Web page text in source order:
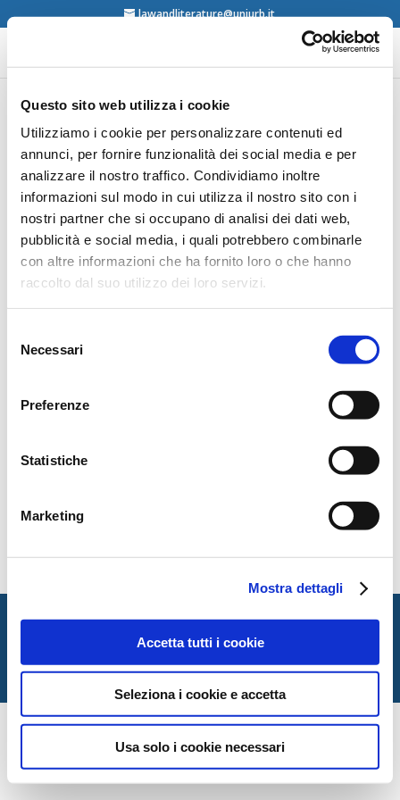
Questo sito web utilizza i cookie
Utilizziamo i cookie per personalizzare contenuti ed
annunci, per fornire funzionalità dei social media e per
analizzare il nostro traffico. Condividiamo inoltre
informazioni sul modo in cui utilizza il nostro sito con i
nostri partner che si occupano di analisi dei dati web,
pubblicità e social media, i quali potrebbero combinarle
con altre informazioni che ha fornito loro o che hanno
raccolto dal suo utilizzo dei loro servizi.
delNecessari
Preferenze
Statistiche
Marketing
Mostra dettagli
Accetta tutti i cookie
Seleziona i cookie e accetta
Usa solo i cookie necessari
lawandliterature@uniurb.it
François Ost, Mosé,
Eschilo, Sofocle.
All’origine
dell’immaginario
giuridico il Mulino,
Bologna , 2007
Italian Society for Law and Literature
Dipartimento di Giurisprudenza — Università degli Studi
Via Matteotti, 1 — Urbino PU